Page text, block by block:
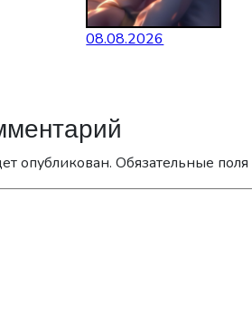
08.08.2026
опубликован. Обязательные